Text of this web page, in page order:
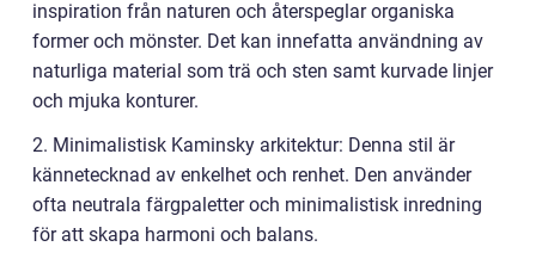
inspiration från naturen och återspeglar organiska
former och mönster. Det kan innefatta användning av
naturliga material som trä och sten samt kurvade linjer
och mjuka konturer.
2. Minimalistisk Kaminsky arkitektur: Denna stil är
kännetecknad av enkelhet och renhet. Den använder
ofta neutrala färgpaletter och minimalistisk inredning
för att skapa harmoni och balans.